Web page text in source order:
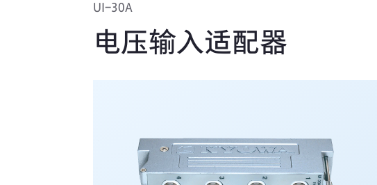
UI-30A
电压输入适配器